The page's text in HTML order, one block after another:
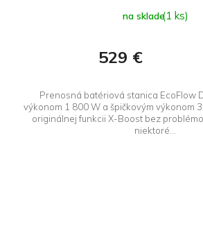
na sklade(1 ks)
529 €
Prenosná batériová stanica EcoFlow
výkonom 1 800 W a špičkovým výkonom
originálnej funkcii X-Boost bez
niektoré...